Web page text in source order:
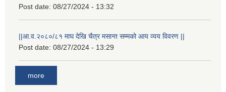
Post date: 08/27/2024 - 13:32
||आ.व.२०८०/८१ माघ देखि चैत्र मसान्त सम्मको आय व्यय विवरण ||
Post date: 08/27/2024 - 13:29
more